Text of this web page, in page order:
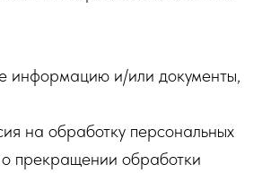
информацию и/или документы,
на обработку персональных
прекращении обработки